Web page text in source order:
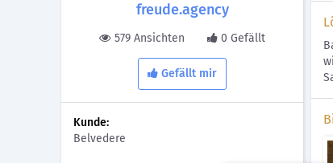
freude.agency
579 Ansichten 0 Gefällt
Gefällt mir
Kunde:
Belvedere